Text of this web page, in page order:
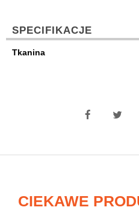
SPECIFIKACJE
Tkanina
CIEKAWE